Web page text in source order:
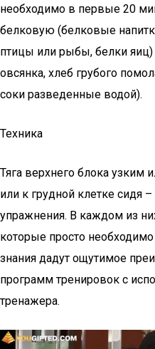
необходимо в первые 20
белковую (белковые
птицы или рыбы, белки
овсянка, хлеб грубого
соки разведенные водой).
Техника
Тяга верхнего блока узким
или к грудной клетке сидя
упражнения. В каждом из
которые просто
знания дадут ощутимое
программ тренировок с
тренажера.